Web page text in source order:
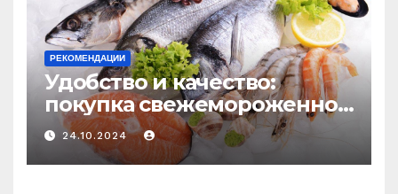
РЕКОМЕНДАЦИИ
Удобство и качество:
покупка свежемороженной
рыбы онлайн
24.10.2024